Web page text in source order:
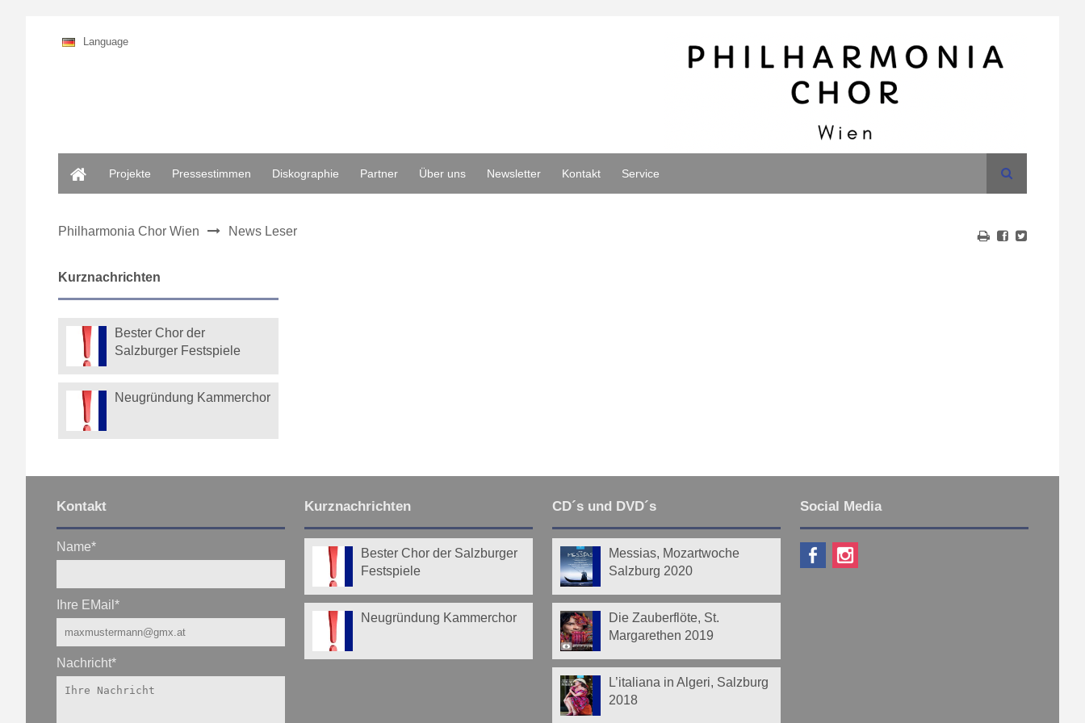
Language
Projekte
Pressestimmen Diskographie Partner Über uns Newsletter Kontakt Service Suche
Philharmonia Chor Wien News Leser
Kurznachrichten
Bester Chor der
Salzburger Festspiele
Neugründung Kammerchor
Kontakt
Name*
Ihre EMail*
Nachricht*
Kurznachrichten
Bester Chor der Salzburger
Festspiele
Neugründung Kammerchor
CD´s und DVD´s
Messias, Mozartwoche
Salzburg 2020
Die Zauberflöte, St.
Margarethen 2019
L’italiana in Algeri, Salzburg
2018
Social Media